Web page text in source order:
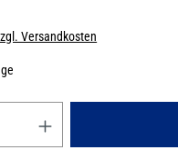
Versandkosten